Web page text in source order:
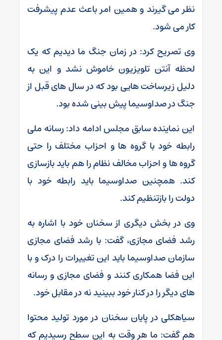
نظر می گیرند و همین امر باعث عدم پیشرفت
کار می شود.
وی تصریح کرد: در زمان جنگ ما دیدیم که یک
لحظه آنتن تلویزیون خاموش نشد و این به
دلیل زیرساخت هایی بود که در سال های قبل از
جنگ در صداوسیما پیش بینی شده بود.
این نماینده سابق مجلس ادامه داد: رسانه ملی
رابطه خود با گروه ها و احزاب مختلف را حتی
گروه ها و احزاب مخالف نظام را هم باید بازسازی
کند. همچنین صداوسیما باید رابطه خود با
دولت را بازتنظیم کند.
وی در بخش دیگری از سخنان خود با اشاره به
رشد فضای مجازی، گفت: با رشد فضای مجازی
سازمان صداوسیما باید این تغییرات را درک و با
این فضا همکاری کنند و فضای مجازی و رسانه
های دیگر را در کنار خود ببینید نه در مقابل خود.
سیاهکلی در پایان سخنان در مورد تولید محتوا
هم گفت: ما هر وقت به این سطح رسیدیم که